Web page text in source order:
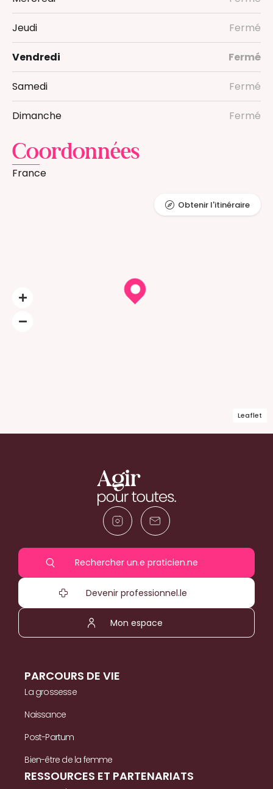
Jeudi Fermé
Vendredi Fermé
Samedi Fermé
Dimanche Fermé
Coordonnées
France
Leaflet
Obtenir l'itinéraire
Rechercher un.e praticien.ne
Devenir professionnel.le
Mon espace
PARCOURS DE VIE
La grossesse
Naissance
Post-Partum
Bien-être de la femme
RESSOURCES ET PARTENARIATS